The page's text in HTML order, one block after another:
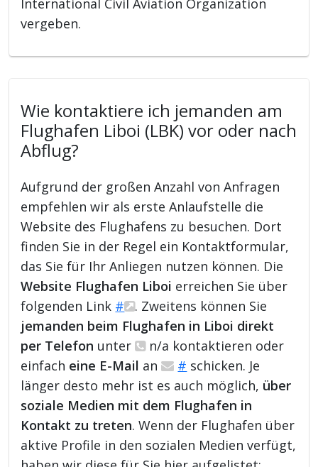
vergeben.
Wie kontaktiere ich jemanden am
Flughafen Liboi (LBK) vor oder nach
Abflug?
Aufgrund der großen Anzahl von Anfragen
empfehlen wir als erste Anlaufstelle die
Website des Flughafens zu besuchen. Dort
finden Sie in der Regel ein Kontaktformular,
das Sie für Ihr Anliegen nutzen können. Die
Website Flughafen Liboi erreichen Sie über
folgenden Link #
. Zweitens können Sie
jemanden beim Flughafen in Liboi direkt
per Telefon unter
n/a kontaktieren oder
einfach eine E-Mail an # schicken. Je
länger desto mehr ist es auch möglich, über
soziale Medien mit dem Flughafen in
Kontakt zu treten. Wenn der Flughafen über
aktive Profile in den sozialen Medien verfügt,